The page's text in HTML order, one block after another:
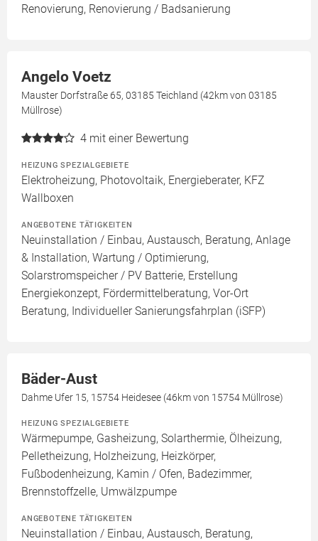
Renovierung, Renovierung / Badsanierung
Angelo Voetz
Mauster Dorfstraße 65, 03185 Teichland (42km von 03185
Müllrose)
4 mit einer Bewertung
HEIZUNG SPEZIALGEBIETE
Elektroheizung, Photovoltaik, Energieberater, KFZ
Wallboxen
ANGEBOTENE TÄTIGKEITEN
Neuinstallation / Einbau, Austausch, Beratung, Anlage
& Installation, Wartung / Optimierung,
Solarstromspeicher / PV Batterie, Erstellung
Energiekonzept, Fördermittelberatung, Vor-Ort
Beratung, Individueller Sanierungsfahrplan (iSFP)
Bäder-Aust
Dahme Ufer 15, 15754 Heidesee (46km von 15754 Müllrose)
HEIZUNG SPEZIALGEBIETE
Wärmepumpe, Gasheizung, Solarthermie, Ölheizung,
Pelletheizung, Holzheizung, Heizkörper,
Fußbodenheizung, Kamin / Ofen, Badezimmer,
Brennstoffzelle, Umwälzpumpe
ANGEBOTENE TÄTIGKEITEN
Neuinstallation / Einbau, Austausch, Beratung,